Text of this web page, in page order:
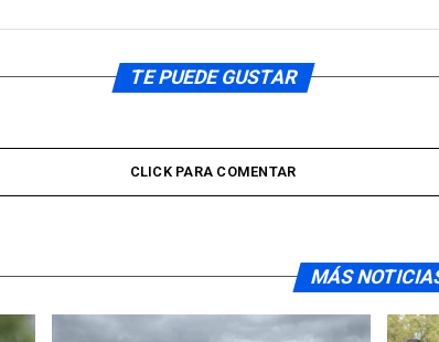
TE PUEDE GUSTAR
CLICK PARA COMENTAR
MÁS